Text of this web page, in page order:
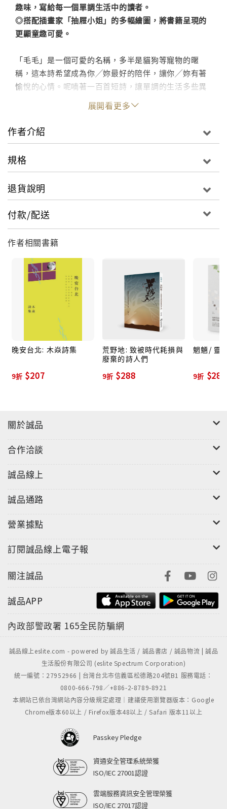
趣味，寫給每一個單調生活中的讀者。
◎搭配插畫家「抽屜小姐」的多幅繪圖，將書籍呈現的
更顯童趣可愛。
「毛毛」是一個可愛的名稱，多半是貓狗等寵物的暱
稱，這本詩希望成為你╱妳最好的陪伴，讓你╱妳有著
愉悅的心情。呢喃著一百首短詩，讓單調的生活多些異
質聲音，一點點的豐富著你╱妳的生命。
生活在台灣的馬華詩人木焱短詩集，好讀也易讀，在短
短的一時半刻就可以翻閱完畢，所以來讀詩吧。
「木焱沒有像前輩們對馬華文學的「革命情操」，他無
－－楊邦尼
【繁體版前言】我在妳如散文的身體發現詩的毛髮
《毛毛之書》是我的第一個孩子，二○○七年十月出生在
馬來西亞，我也是出生於同一個國度，那年是一九七
六。
《毛毛之書》是我的寶貝，是我第一次擁抱詩歌的對
象，以及談戀愛訴說心事的對象。我們時常在圖書館聊
天，在咖啡香氣中談情說愛，不過也有爭論的時刻，一
直到黃昏到老教授快要生氣時，我才放下筆，緘默地抄
寫黑板上的功課。
《毛毛之書》是陪伴我最長最久的一本詩集，因為他好
讀，容易讀。在從公館坐到圓山的捷運上，去美術館的
西亞跨海回到了台灣，像許多大馬歌手、演員前往異地
發展歌唱演藝事業。這本詩集也同屬這樣的命運，把他
自己交給台灣的讀者，更確切地說，回到他的起源地。
滿著理想、夢想、幻想，記載著書寫時刻的美妙，甚至
戀情人。
感謝二○○七年有人出版社負責人曾翎龍讓這本詩集面
中的這個寶貝，將他介紹給更多讀者朋友。更感謝一直
個孩子的媽了），她的畫給我許多靈感。
感謝我的愛，我在妳如散文的身體發現詩的毛髮。
感謝哲宇哲安，讓我看見以及感受已經失去的童年。
（二○一六年六月二十二日╱木焱）
原本我是想當一個小說家，進而奢望成為一個藝術家。
我喜歡塗鴉和寫作，這中間理所當然接觸了詩。
《毛毛之書》是我到了台北第三個年頭的短詩結集。那
時我喜好閱讀台灣詩人羅智成的作品，尤其《寶寶之
當然是寫壞了許多，往往一張A4白紙塗鴉下來，仔細挑
展開看更多
作者介紹
規格
退貨說明
付款/配送
作者相關書籍
晚安台北: 木焱詩集
9折 $207
荒野地: 致被時代耗損與
廢棄的詩人們
9折 $288
魍魎/ 靈
9折 $288
關於誠品
合作洽談
誠品線上
誠品通路
營業據點
訂閱誠品線上電子報
關注誠品
誠品APP
內政部警政署 165全民防騙網
誠品線上eslite.com - powered by 誠品生活 / 誠品書店 / 誠品物流 | 誠品
生活股份有限公司 (eslite Spectrum Corporation)
統一編號：27952966 | 台灣台北市信義區松德路204號B1 服務電話：
0800-666-798／+886-2-8789-8921
本網站已依台灣網站內容分級規定處理｜建議使用瀏覽器版本：Google
Chrome版本60以上 / Firefox版本48以上 / Safari 版本11以上
Passkey Pledge
資通安全管理系統榮獲
ISO/IEC 27001認證
雲端服務資訊安全管理榮獲
ISO/IEC 27017認證